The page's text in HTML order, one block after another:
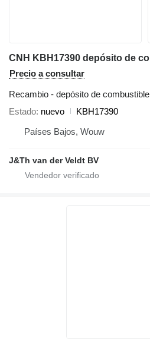
Precio a consultar
Recambio - depósito de combustible
Estado nuevo
KBH17390
Países Bajos, Wouw
J&Th van der Veldt BV